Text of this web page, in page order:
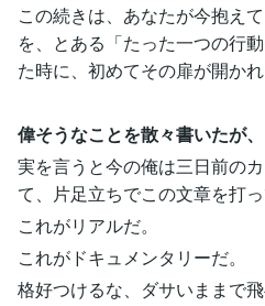
この続きは、あなたが今抱え
を、とある「たった一つの行
た時に、初めてその扉が開かれ
偉そうなことを散々書いたが、
実を言うと今の俺は三日前の
て、片足立ちでこの文章を打っ
これがリアルだ。
これがドキュメンタリーだ。
格好つけるな、ダサいままで飛